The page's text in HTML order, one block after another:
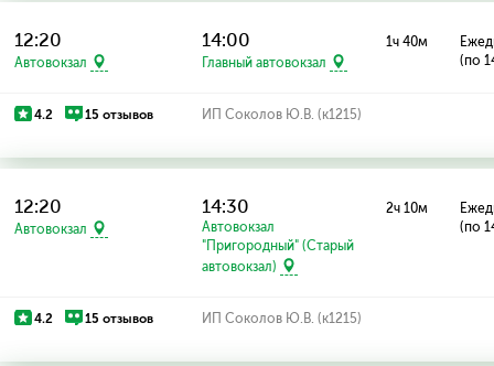
12:20
Автовокзал
14:00
Главный автовокзал
1ч 40м
(по
4.2 15 отзывов ИП Соколов Ю.В. (к1215)
12:20
Автовокзал
14:30
Автовокзал
"Пригородный" (Старый
автовокзал)
2ч 10м
(по
4.2 15 отзывов ИП Соколов Ю.В. (к1215)